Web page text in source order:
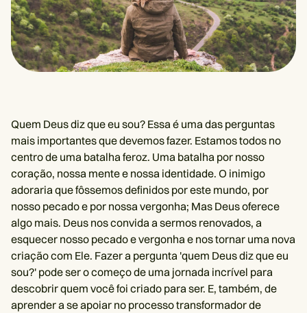
Quem Deus diz que eu sou? Essa é uma das perguntas
mais importantes que devemos fazer. Estamos todos no
centro de uma batalha feroz. Uma batalha por nosso
coração, nossa mente e nossa identidade. O inimigo
adoraria que fôssemos definidos por este mundo, por
nosso pecado e por nossa vergonha; Mas Deus oferece
algo mais. Deus nos convida a sermos renovados, a
esquecer nosso pecado e vergonha e nos tornar uma nova
criação com Ele. Fazer a pergunta 'quem Deus diz que eu
sou?' pode ser o começo de uma jornada incrível para
descobrir quem você foi criado para ser. E, também, de
aprender a se apoiar no processo transformador de